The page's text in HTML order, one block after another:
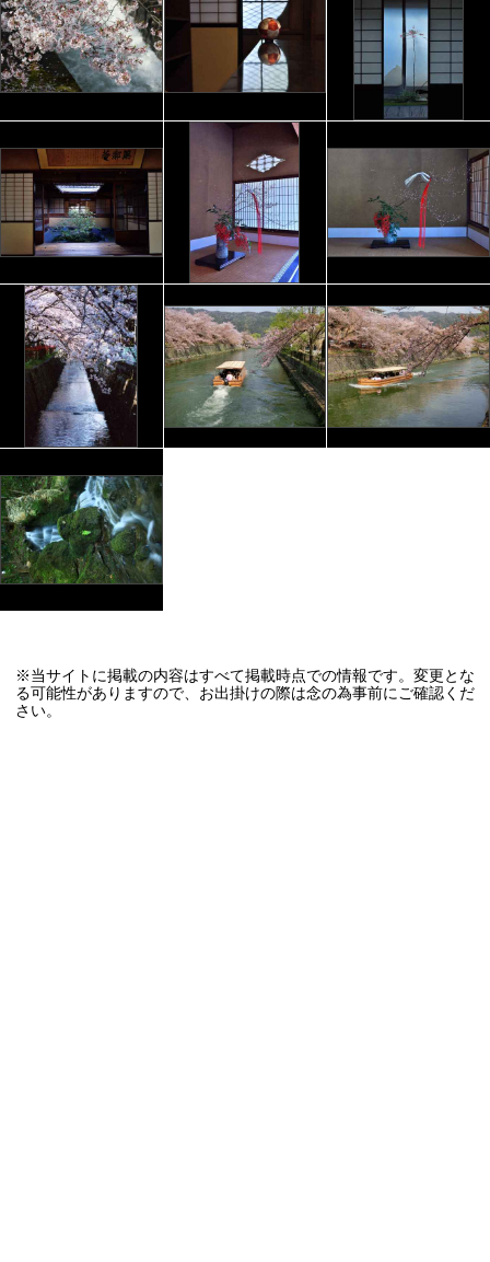
※当サイトに掲載の内容はすべて掲載時点での情報です。変更とな
る可能性がありますので、お出掛けの際は念の為事前にご確認くだ
さい。